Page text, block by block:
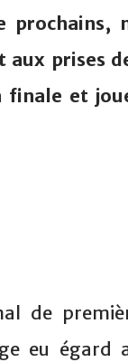
prochains,
prises
finale et
de
eu égard